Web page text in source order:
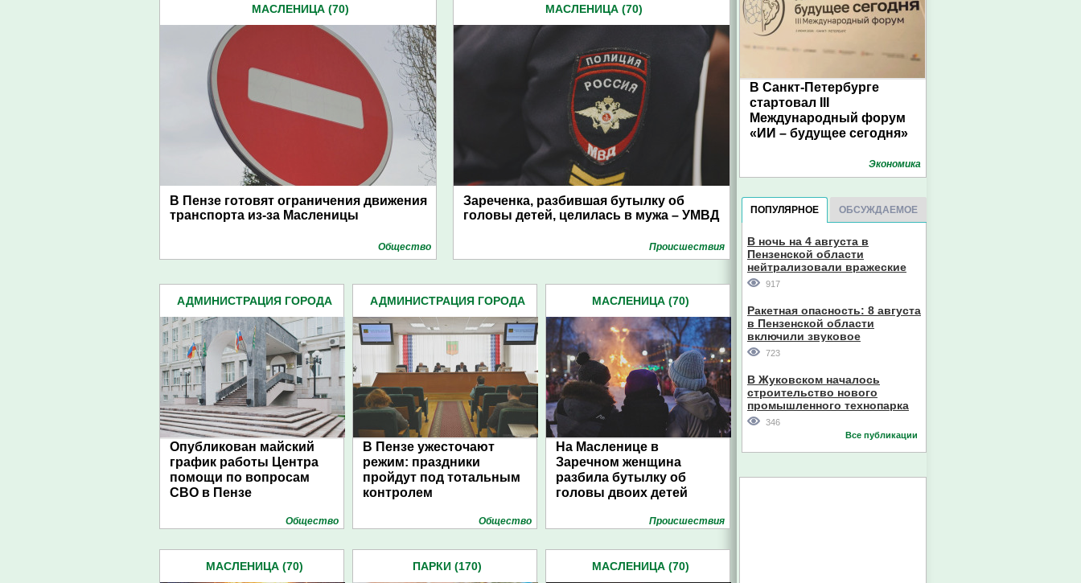
МАСЛЕНИЦА (70)
В Пензе готовят ограничения движения
транспорта из-за Масленицы
Общество
МАСЛЕНИЦА (70)
Зареченка, разбившая бутылку об
головы детей, целилась в мужа – УМВД
Проиcшествия
АДМИНИСТРАЦИЯ ГОРОДА
Опубликован майский
график работы Центра
помощи по вопросам
СВО в Пензе
Общество
АДМИНИСТРАЦИЯ ГОРОДА
В Пензе ужесточают
режим: праздники
пройдут под тотальным
контролем
Общество
МАСЛЕНИЦА (70)
На Масленице в
Заречном женщина
разбила бутылку об
головы двоих детей
Проиcшествия
МАСЛЕНИЦА (70) ПАРКИ (170) МАСЛЕНИЦА (70)
В Санкт-Петербурге
стартовал III
Международный форум
«ИИ – будущее сегодня»
Экономика
ПОПУЛЯРНОЕ ОБСУЖДАЕМОЕ
В ночь на 4 августа в
Пензенской области
нейтрализовали вражеские
дроны
917
Ракетная опасность: 8 августа
в Пензенской области
включили звуковое
оповещение
723
В Жуковском началось
строительство нового
промышленного технопарка
346
Все публикации